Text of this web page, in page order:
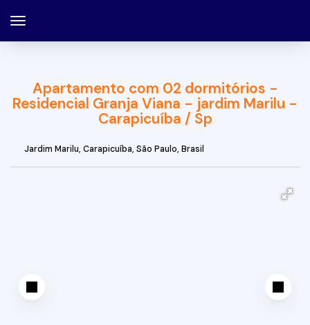
Apartamento com 02 dormitórios -
Residencial Granja Viana - jardim Marilu -
Carapicuíba / Sp
Jardim Marilu, Carapicuíba, São Paulo, Brasil